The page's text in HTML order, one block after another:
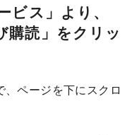
ス」より、
購読」をクリッ
、ページを下にスクロ